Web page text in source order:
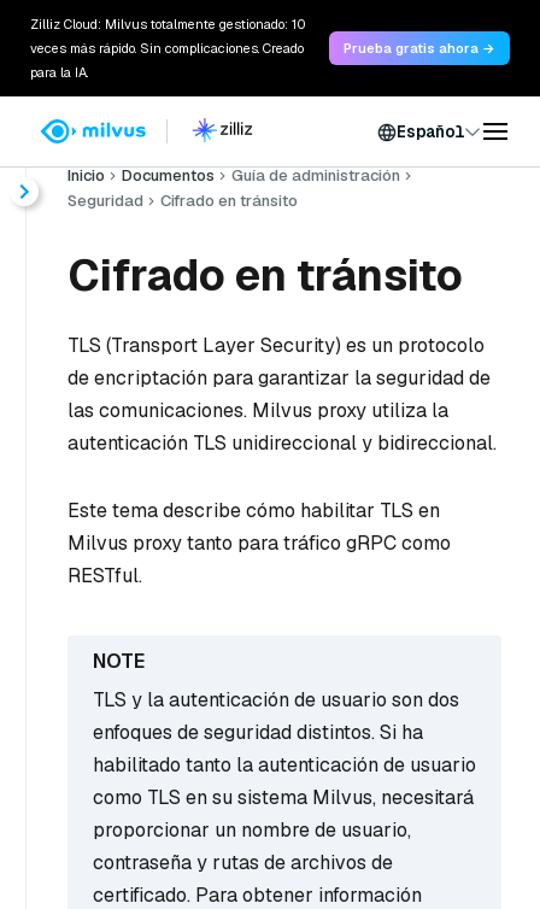
Zilliz Cloud: Milvus totalmente gestionado: 10
veces más rápido. Sin complicaciones. Creado
para la IA.
Prueba gratis ahora →
Español
Inicio Documentos
Guía de administración
Seguridad
Cifrado en tránsito
Cifrado en tránsito
TLS (Transport Layer Security) es un protocolo
de encriptación para garantizar la seguridad de
las comunicaciones. Milvus proxy utiliza la
autenticación TLS unidireccional y bidireccional.
Este tema describe cómo habilitar TLS en
Milvus proxy tanto para tráfico gRPC como
RESTful.
TLS y la autenticación de usuario son dos
enfoques de seguridad distintos. Si ha
habilitado tanto la autenticación de usuario
como TLS en su sistema Milvus, necesitará
proporcionar un nombre de usuario,
contraseña y rutas de archivos de
certificado. Para obtener información